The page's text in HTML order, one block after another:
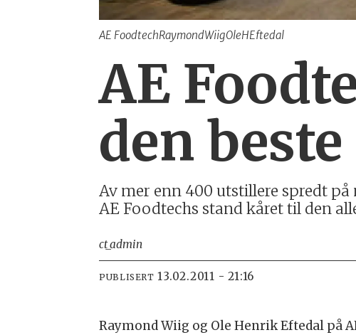
AE FoodtechRaymondWiigOleHEftedal
AE
den
Av mer enn 400 utstillere spredt
AE Foodtechs stand kåret til den
ct_admin
PUBLISERT 13.02.2011 - 21:16
Raymond Wiig og Ole Henrik Eftedal på